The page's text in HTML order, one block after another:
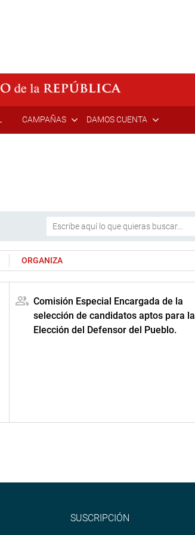
CAMPAÑAS DAMOS CUENTA
ORGANIZA
Comisión Especial Encargada de la
selección de candidatos aptos para la
Elección del Defensor del Pueblo.
SUSCRIPCIÓN